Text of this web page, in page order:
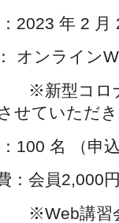
2023 年 2
オンライン
コロナウ
せていただ
100 名 （申
：会員2,000
講習会の